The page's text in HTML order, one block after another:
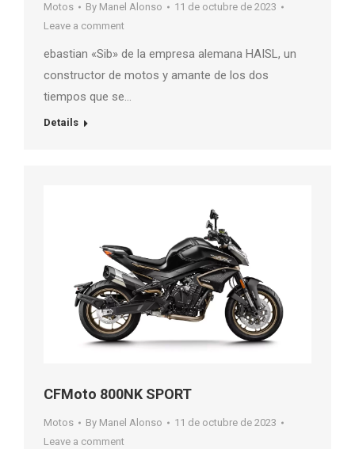
Motos By Manel Alonso
11 de octubre de 2023
Leave a comment
ebastian «Sib» de la empresa alemana HAISL, un
constructor de motos y amante de los dos
tiempos que se…
Details
CFMoto 800NK SPORT
Motos By Manel Alonso
11 de octubre de 2023
Leave a comment